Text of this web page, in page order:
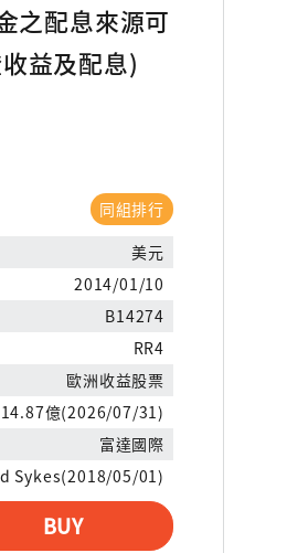
之配息來源可
益及配息)
同組排行
美元
2014/01/10
B14274
RR4
歐洲收益股票
14.87億(2026/07/31)
富達國際
Sykes(2018/05/01)
BUY